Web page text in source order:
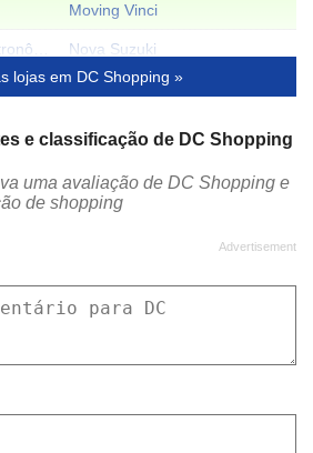
Moving Vinci
Nova Suzuki
Ornatum Decor
Spirito Santo
UCS - Universidade de Caxias do Sul
Wood's Porto Alegre
lojas em DC Shopping »
e classificação de DC Shopping
uma avaliação de DC Shopping e
de shopping